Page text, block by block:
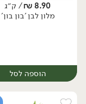
יח׳
8.90
₪/ ק״ג
מלון לבן 'בון בון'
הוספה לסל